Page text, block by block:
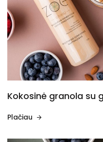
Kokosinė granola su
Plačiau